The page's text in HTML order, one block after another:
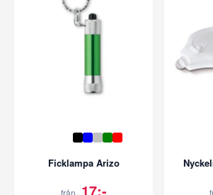
Ficklampa Arizo
från 17:-